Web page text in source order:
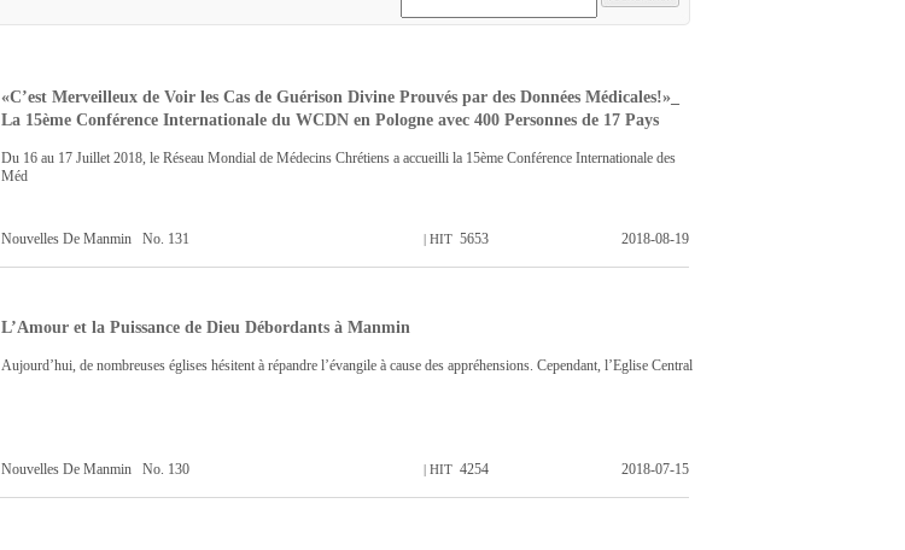
«C’est Merveilleux de Voir les Cas de Guérison Divine Prouvés par des Données Médicales!»_
La 15ème Conférence Internationale du WCDN en Pologne avec 400 Personnes de 17 Pays
Du 16 au 17 Juillet 2018, le Réseau Mondial de Médecins Chrétiens a accueilli la 15ème Conférence Internationale des
Méd
| Nouvelles De Manmin No. 131 | HIT 5653 2018-08-19
L’Amour et la Puissance de Dieu Débordants à Manmin
Aujourd’hui, de nombreuses églises hésitent à répandre l’évangile à cause des appréhensions. Cependant, l’Eglise Central
| Nouvelles De Manmin No. 130 | HIT 4254 2018-07-15